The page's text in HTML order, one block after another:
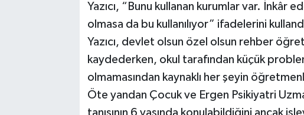
Yazıcı, “Bunu kullanan kurumlar var.
olmasa da bu kullanılıyor” ifadelerini
Yazıcı, devlet olsun özel olsun rehber
kaydederken, okul tarafından küçük
olmamasından kaynaklı her şeyin
Öte yandan Çocuk ve Ergen Psikiyatri